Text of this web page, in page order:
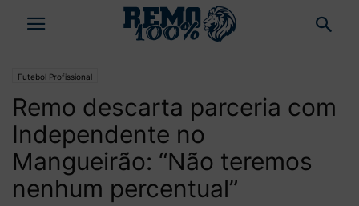
Futebol Profissional
Remo descarta parceria com
Independente no
Mangueirão: “Não teremos
nenhum percentual”